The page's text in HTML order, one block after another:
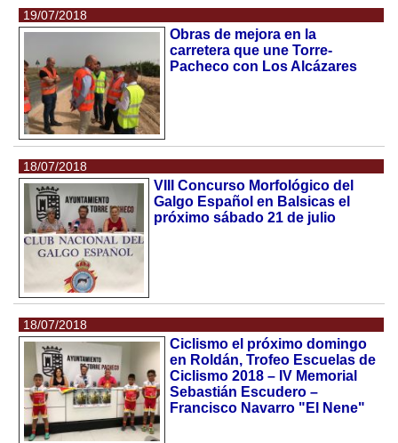
19/07/2018
Obras de mejora en la
carretera que une Torre-
Pacheco con Los Alcázares
18/07/2018
VIII Concurso Morfológico del
Galgo Español en Balsicas el
próximo sábado 21 de julio
18/07/2018
Ciclismo el próximo domingo
en Roldán, Trofeo Escuelas de
Ciclismo 2018 – IV Memorial
Sebastián Escudero –
Francisco Navarro "El Nene"